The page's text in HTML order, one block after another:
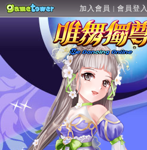
加入會員 | 會員登入